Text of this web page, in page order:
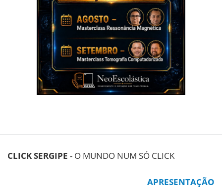
CLICK SERGIPE - O MUNDO NUM SÓ CLICK
APRESENTAÇÃO